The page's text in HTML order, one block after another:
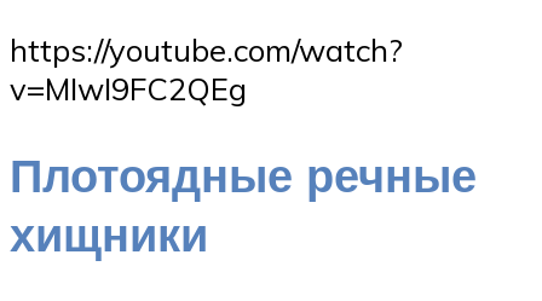
https://youtube.com/watch?
v=MIwI9FC2QEg
Плотоядные речные
хищники